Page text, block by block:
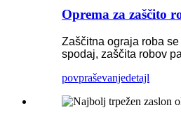
Oprema za zaščito
Zaščitna ograja roba
spodaj, zaščita robov
povpraševanjedetajl